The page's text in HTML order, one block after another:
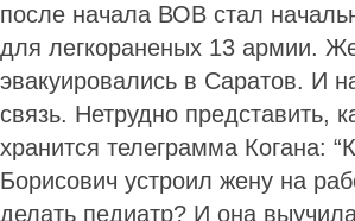
после начала ВОВ стал
для легкораненых 13 армии.
эвакуировались в Саратов. И
связь. Нетрудно представить,
хранится телеграмма Когана:
Борисович устроил жену на
делать педиатр? И она